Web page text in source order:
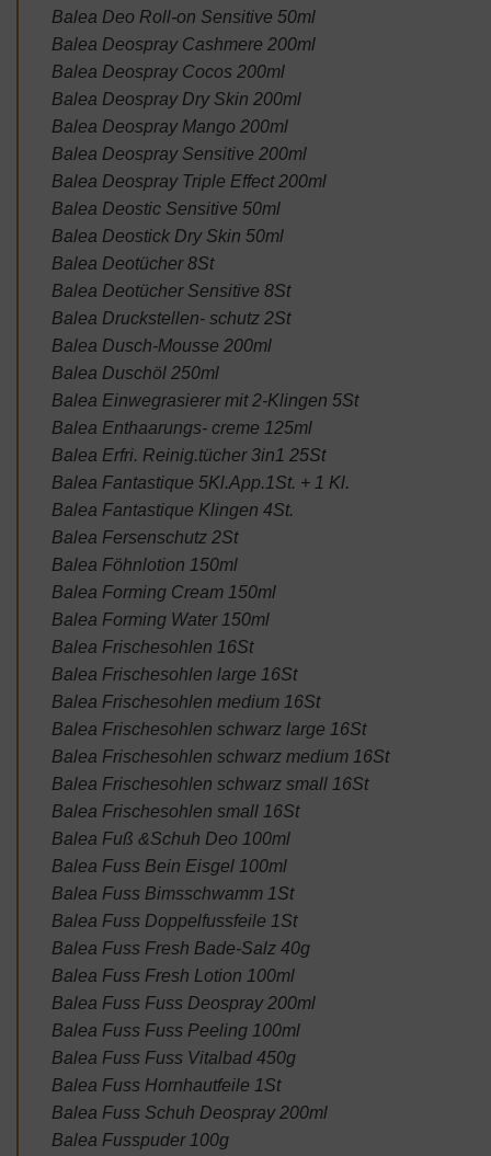
Balea Deo Roll-on Sensitive 50ml
Balea Deospray Cashmere 200ml
Balea Deospray Cocos 200ml
Balea Deospray Dry Skin 200ml
Balea Deospray Mango 200ml
Balea Deospray Sensitive 200ml
Balea Deospray Triple Effect 200ml
Balea Deostic Sensitive 50ml
Balea Deostick Dry Skin 50ml
Balea Deotücher 8St
Balea Deotücher Sensitive 8St
Balea Druckstellen- schutz 2St
Balea Dusch-Mousse 200ml
Balea Duschöl 250ml
Balea Einwegrasierer mit 2-Klingen 5St
Balea Enthaarungs- creme 125ml
Balea Erfri. Reinig.tücher 3in1 25St
Balea Fantastique 5Kl.App.1St. + 1 Kl.
Balea Fantastique Klingen 4St.
Balea Fersenschutz 2St
Balea Föhnlotion 150ml
Balea Forming Cream 150ml
Balea Forming Water 150ml
Balea Frischesohlen 16St
Balea Frischesohlen large 16St
Balea Frischesohlen medium 16St
Balea Frischesohlen schwarz large 16St
Balea Frischesohlen schwarz medium 16St
Balea Frischesohlen schwarz small 16St
Balea Frischesohlen small 16St
Balea Fuß &Schuh Deo 100ml
Balea Fuss Bein Eisgel 100ml
Balea Fuss Bimsschwamm 1St
Balea Fuss Doppelfussfeile 1St
Balea Fuss Fresh Bade-Salz 40g
Balea Fuss Fresh Lotion 100ml
Balea Fuss Fuss Deospray 200ml
Balea Fuss Fuss Peeling 100ml
Balea Fuss Fuss Vitalbad 450g
Balea Fuss Hornhautfeile 1St
Balea Fuss Schuh Deospray 200ml
Balea Fusspuder 100g